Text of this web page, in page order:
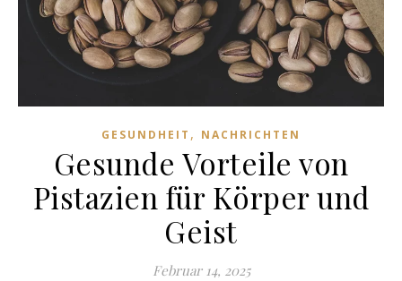
GESUNDHEIT , NACHRICHTEN
Gesunde Vorteile von
Pistazien für Körper und
Geist
Februar 14, 2025